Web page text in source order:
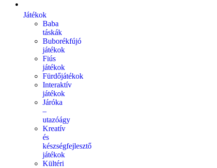
Játékok
Baba
táskák
Buborékfújó
játékok
Fiús
játékok
Fürdőjátékok
Interaktív
játékok
Járóka
–
utazóágy
Kreatív
és
készségfejlesztő
játékok
Kültéri